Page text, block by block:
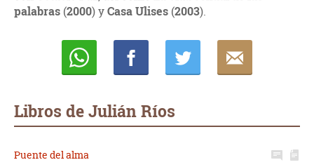
palabras (2000) yCasa Ulises (2003).
Libros de Julián Ríos
Puente del alma